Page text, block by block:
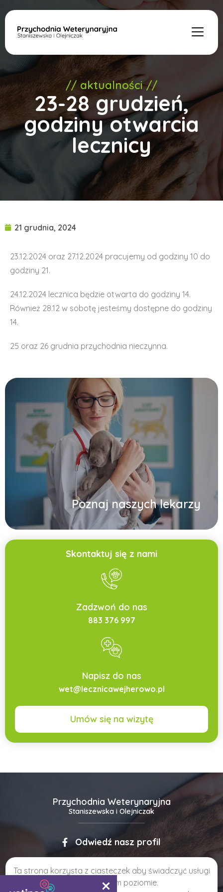
// aktualności //
23-28 grudzień,
godziny otwarcia
lecznicy
21 grudnia, 2024
23.12.2024 oraz 27.12.2024 pracujemy od godziny 10 do
godziny 21.
24.12.2024 lecznica będzie otwarta do godziny 14.
Również 28.12 w sobotę jesteśmy dostępne do godziny
14.
25 oraz 26 grudnia przychodnia nieczynna.
Poznaj naszych lekarzy
Skontaktuj się z nami
Zadzwoń do nas
883 376 997
Napisz do nas
wet@lecznicawejherowo.pl
Umów się na wizytę
Przychodnia Weterynaryjna
Staniszewska i Olejniczak
Odwiedź nasz profil
ul. Szczukowskiej 9, 84-200 Wejherowo
883 376 997
wet@lecznicawejherowo.pl
Ta strona korzysta z ciasteczek aby świadczyć usługi
na najwyższym poziomie.